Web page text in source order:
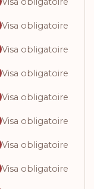
Visa obligatoire
Visa obligatoire
Visa obligatoire
Visa obligatoire
Visa obligatoire
Visa obligatoire
Visa obligatoire